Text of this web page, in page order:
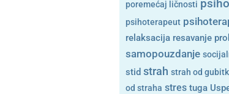
poremećaj ličnosti
psihoterapeut
relaksacija resavanje
samopouzdanje
stid strah strah od
od straha stres tuga